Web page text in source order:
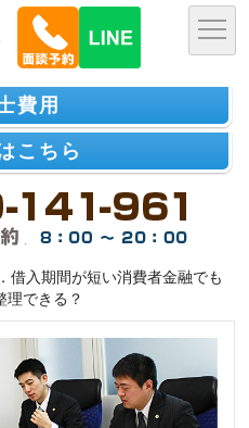
費用
こちら
借入期間が短い消費者金融でも
理できる？